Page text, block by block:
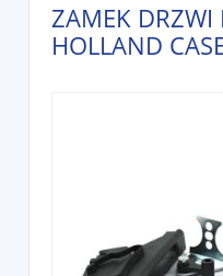
ZAMEK DRZWI
HOLLAND